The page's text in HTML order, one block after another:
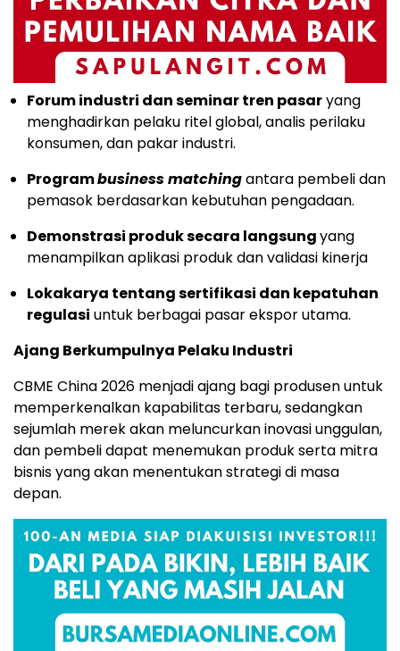
Forum industri dan seminar tren pasaryang
menghadirkan pelaku ritel global, analis perilaku
konsumen, dan pakar industri.
Programbusiness matchingantara pembeli dan
pemasok berdasarkan kebutuhan pengadaan.
Demonstrasi produk secara langsungyang
menampilkan aplikasi produk dan validasi kinerja
Lokakarya tentang sertifikasi dan kepatuhan
regulasi untuk berbagai pasar ekspor utama.
Ajang Berkumpulnya Pelaku Industri
CBME China 2026 menjadi ajang bagi produsen untuk
memperkenalkan kapabilitas terbaru, sedangkan
sejumlah merek akan meluncurkan inovasi unggulan,
dan pembeli dapat menemukan produk serta mitra
bisnis yang akan menentukan strategi di masa
depan.